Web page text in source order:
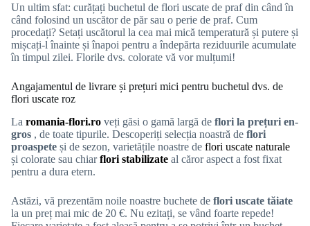
Un ultim sfat: curățați buchetul de flori uscate de praf din când în
când folosind un uscător de păr sau o perie de praf. Cum
procedați? Setați uscătorul la cea mai mică temperatură și putere și
mișcați-l înainte și înapoi pentru a îndepărta reziduurile acumulate
în timpul zilei. Florile dvs. colorate vă vor mulțumi!
Angajamentul de livrare și prețuri mici pentru buchetul dvs. de
flori uscate roz
La romania-flori.ro veți găsi o gamă largă de flori la prețuri en-
gros , de toate tipurile. Descoperiți selecția noastră de flori
proaspete și de sezon, varietățile noastre de flori uscate naturale
și colorate sau chiarflori stabilizate al căror aspect a fost fixat
pentru a dura etern.
Astăzi, vă prezentăm noile noastre buchete de flori uscate tăiate
la un preț mai mic de 20 €. Nu ezitați, se vând foarte repede!